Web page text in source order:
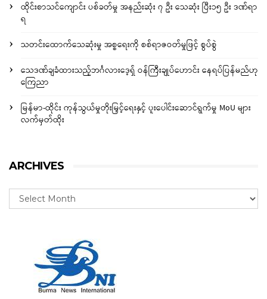
ထိုင်းစာသင်ကျောင်း ပစ်ခတ်မှု အနည်းဆုံး ၇ ဦး သေဆုံး ပြီး၁၅ ဦး ဒဏ်ရာ
ရ
သတင်းထောက်သေဆုံးမှု အစ္စရေးကို စစ်ရာဇဝတ်မှုဖြင့် စွပ်စွဲ
သေဒဏ်ချခံထားသည့်ဘင်္ဂလားဒေ့ရှ် ဝန်ကြီးချုပ်ဟောင်း နေရပ်ပြန်မည်ဟု
ကြေညာ
မြန်မာ-ထိုင်း ကုန်သွယ်မှုတိုးမြှင့်ရေးနှင့် ပူးပေါင်းဆောင်ရွက်မှု MoU များ
လက်မှတ်ထိုး
ARCHIVES